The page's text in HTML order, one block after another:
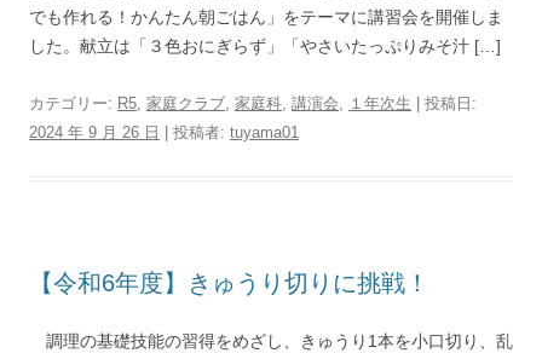
でも作れる！かんたん朝ごはん」をテーマに講習会を開催しま
した。献立は「３色おにぎらず」「やさいたっぷりみそ汁 […]
カテゴリー: R5, 家庭クラブ, 家庭科, 講演会, １年次生 | 投稿日:
2024 年 9 月 26 日
投稿者: tuyama01
【令和6年度】きゅうり切りに挑戦！
調理の基礎技能の習得をめざし、きゅうり1本を小口切り、乱